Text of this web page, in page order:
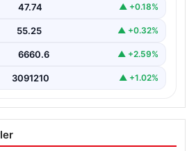
47.74 ▲ +0.18%
55.25 ▲ +0.32%
6660.6 ▲ +2.59%
3091210 ▲ +1.02%